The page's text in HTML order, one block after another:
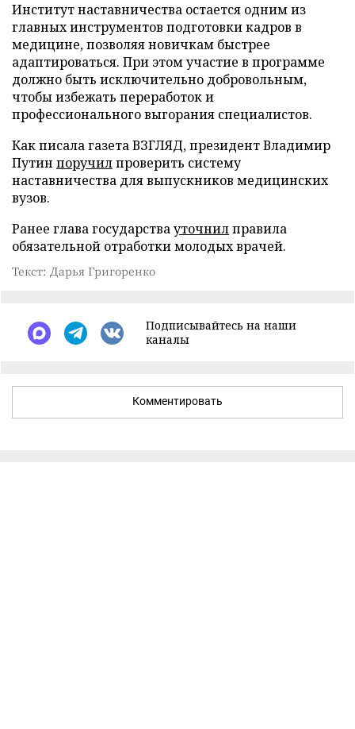
Институт наставничества остается одним из
главных инструментов подготовки кадров в
медицине, позволяя новичкам быстрее
адаптироваться. При этом участие в программе
должно быть исключительно добровольным,
чтобы избежать переработок и
профессионального выгорания специалистов.
Как писала газета ВЗГЛЯД, президент Владимир
Путин поручилпроверить систему
наставничества для выпускников медицинских
вузов.
Ранее глава государствауточнилправила
обязательной отработки молодых врачей.
Текст: Дарья Григоренко
Подписывайтесь на наши
каналы
Комментировать